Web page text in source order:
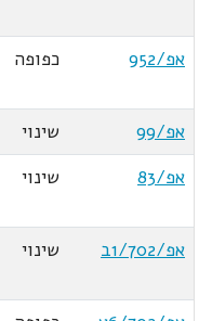
אפ/952
כפופה
אפ/99
שינוי
אפ/83
שינוי
אפ/1/702ב
שינוי